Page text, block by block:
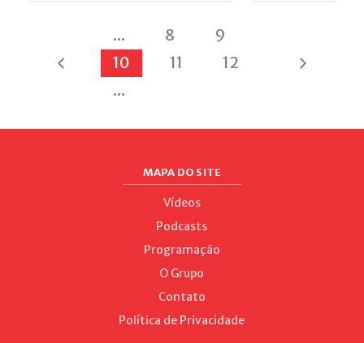
... 8
9
10
11
12
...
MAPA DO SITE
Vídeos
Podcasts
Programação
O Grupo
Contato
Política de Privacidade